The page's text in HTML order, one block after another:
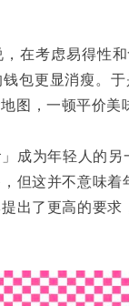
在考虑易得性
包更显消瘦。
图，一顿平价美
成为年轻人的
，但这并不意味
出了更高的要